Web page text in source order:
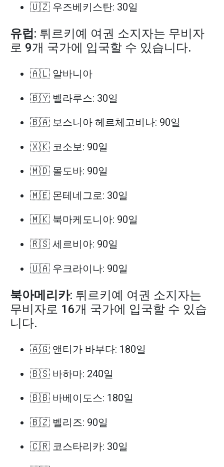
🇺🇿 우즈베키스탄: 30일
유럽 : 튀르키예 여권 소지자는 무비자
로 9개 국가에 입국할 수 있습니다.
🇦🇱 알바니아
🇧🇾 벨라루스: 30일
🇧🇦 보스니아 헤르체고비나: 90일
🇽🇰 코소보: 90일
🇲🇩 몰도바: 90일
🇲🇪 몬테네그로: 30일
🇲🇰 북마케도니아: 90일
🇷🇸 세르비아: 90일
🇺🇦 우크라이나: 90일
북아메리카: 튀르키예 여권 소지자는
무비자로 16개 국가에 입국할 수 있습
니다.
🇦🇬 앤티가 바부다: 180일
🇧🇸 바하마: 240일
🇧🇧 바베이도스: 180일
🇧🇿 벨리즈: 90일
🇨🇷 코스타리카: 30일